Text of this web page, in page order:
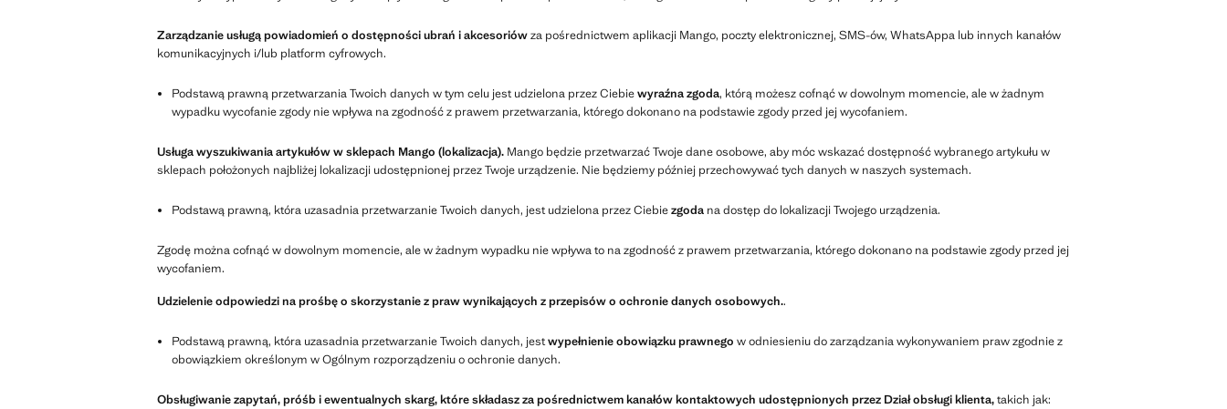
Zarządzanie usługą powiadomień o dostępności ubrań i akcesoriówza pośrednictwem aplikacji Mango, poczty elektronicznej, SMS-ów, WhatsAppa lub innych kanałów
komunikacyjnych i/lub platform cyfrowych.
Podstawą prawną przetwarzania Twoich danych w tym celu jest udzielona przez Ciebiewyraźna zgoda, którą możesz cofnąć w dowolnym momencie, ale w żadnym
wypadku wycofanie zgody nie wpływa na zgodność z prawem przetwarzania, którego dokonano na podstawie zgody przed jej wycofaniem.
Usługa wyszukiwania artykułów w sklepach Mango (lokalizacja). Mango będzie przetwarzać Twoje dane osobowe, aby móc wskazać dostępność wybranego artykułu w
sklepach położonych najbliżej lokalizacji udostępnionej przez Twoje urządzenie. Nie będziemy później przechowywać tych danych w naszych systemach.
Podstawą prawną, która uzasadnia przetwarzanie Twoich danych, jest udzielona przez Ciebiezgoda na dostęp do lokalizacji Twojego urządzenia.
Zgodę można cofnąć w dowolnym momencie, ale w żadnym wypadku nie wpływa to na zgodność z prawem przetwarzania, którego dokonano na podstawie zgody przed jej
wycofaniem.
Udzielenie odpowiedzi na prośbę o skorzystanie z praw wynikających z przepisów o ochronie danych osobowych..
Podstawą prawną, która uzasadnia przetwarzanie Twoich danych, jestwypełnienie obowiązku prawnego w odniesieniu do zarządzania wykonywaniem praw zgodnie z
obowiązkiem określonym w Ogólnym rozporządzeniu o ochronie danych.
Obsługiwanie zapytań, próśb i ewentualnych skarg, które składasz za pośrednictwem kanałów kontaktowych udostępnionych przez Dział obsługi klienta,takich jak: